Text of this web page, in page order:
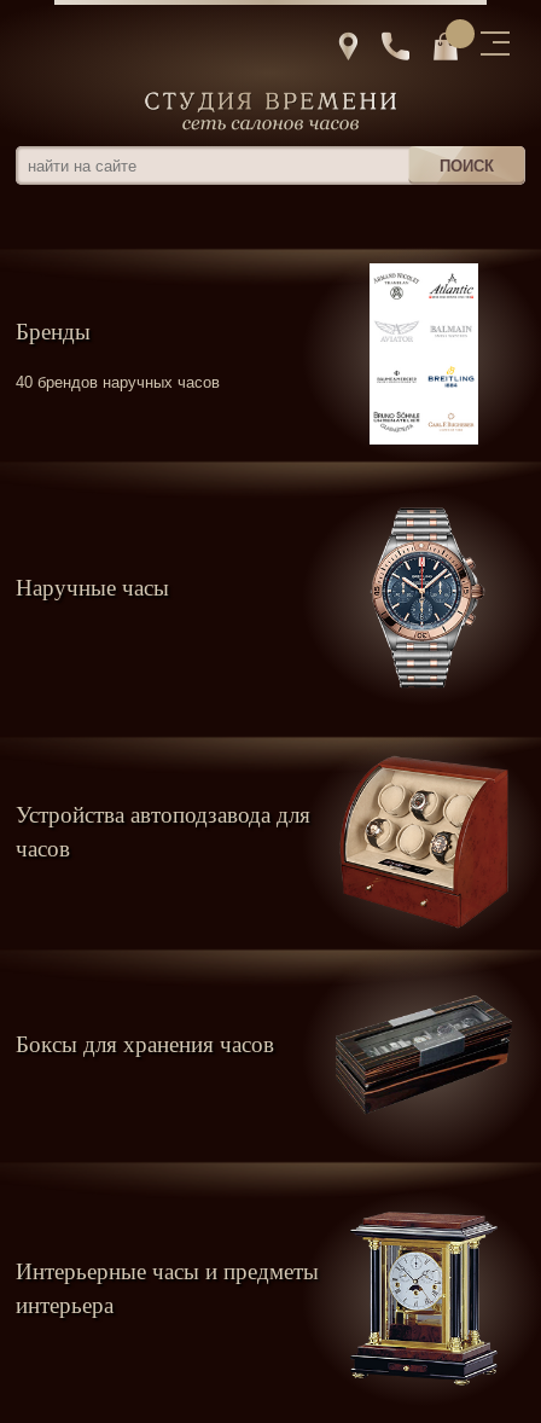
Бренды
40 брендов наручных часов
Наручные часы
Устройства автоподзавода для
часов
Боксы для хранения часов
Интерьерные часы и предметы
интерьера